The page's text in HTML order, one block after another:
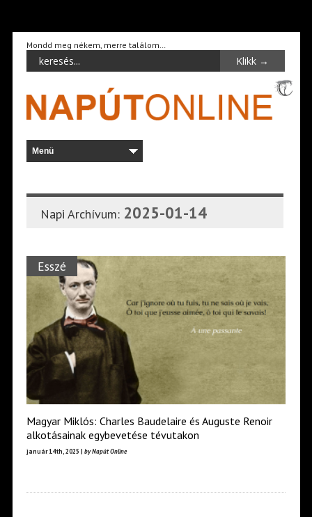
Mondd meg nékem, merre találom…
Napi Archívum: 2025-01-14
Esszé
Magyar Miklós: Charles Baudelaire és Auguste Renoir
alkotásainak egybevetése tévutakon
január 14th, 2025 | by Napút Online